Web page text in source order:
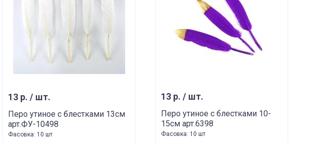
13 р. / шт.
Перо утиное с блестками 13см
арт.ФУ-10498
Фасовка: 10 шт
13 р. / шт.
Перо утиное с блестками 10-
15см арт.6398
Фасовка: 10 шт